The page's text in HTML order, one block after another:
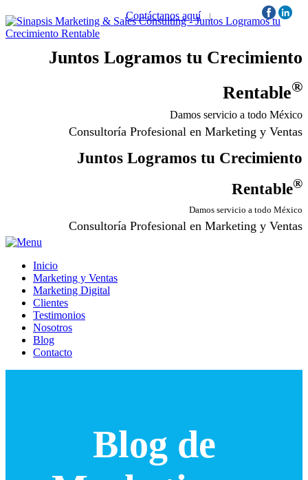
Contáctanos aquí | Síguenos:
Juntos Logramos tu Crecimiento
Rentable®
Damos servicio a todo México
Consultoría Profesional en Marketing y Ventas
Juntos Logramos tu Crecimiento
Rentable®
Damos servicio a todo México
Consultoría Profesional en Marketing y Ventas
Inicio
Marketing y Ventas
Marketing Digital
Clientes
Testimonios
Nosotros
Blog
Contacto
Blog de